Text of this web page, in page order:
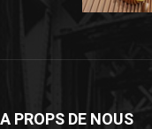
A PROPS DE NOUS